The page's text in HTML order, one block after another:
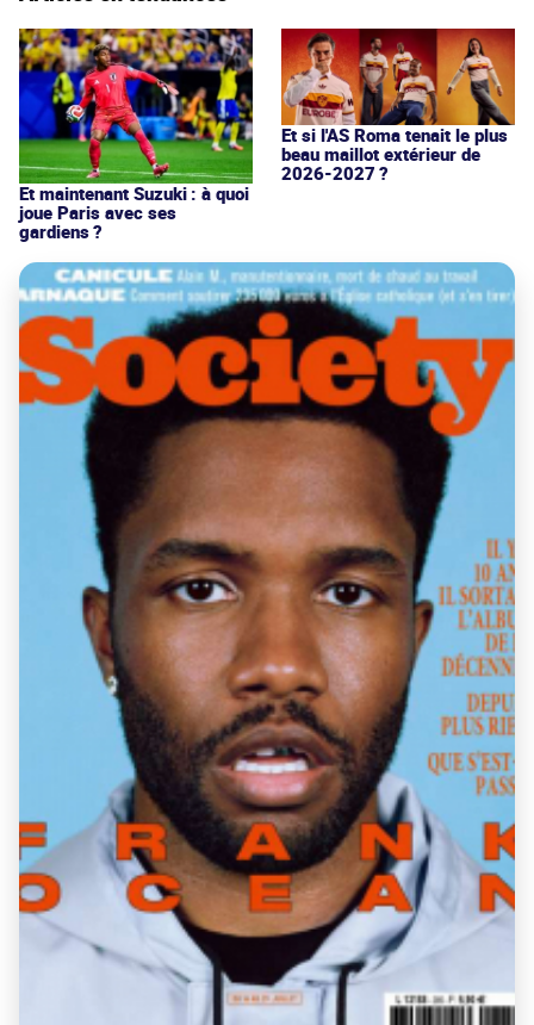
Et maintenant Suzuki : à quoi
joue Paris avec ses
gardiens ?
Et si l'AS Roma tenait le plus
beau maillot extérieur de
2026-2027 ?